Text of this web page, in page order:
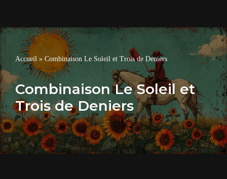
Accueil » Combinaison Le Soleil et Trois de Deniers
Combinaison Le Soleil et
Trois de Deniers